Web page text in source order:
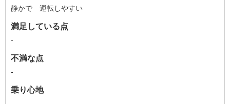
静かで 運転しやすい
満足している点
-
不満な点
-
乗り心地